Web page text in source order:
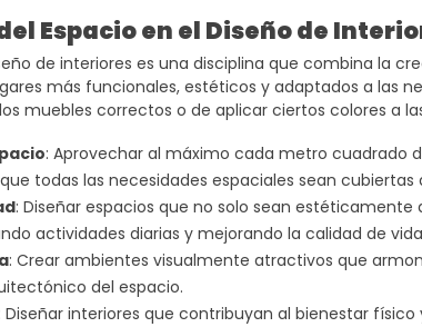
para maximizar tu propio espacio.
Espacio en el Diseño de
de interiores es una disciplina que combina la
más funcionales, estéticos y adaptados a las
muebles correctos o de aplicar ciertos colores a
mejorando significativamente la calidad de
interiores va más allá de la simple disposición de
y cumplan con las exigencias funcionales
y el confort. La gestión del espacio se convierte
a través de su aplicación buscan no solo
del espacio en el diseño de interiores:
: Aprovechar al máximo cada metro cuadrado
todas las necesidades espaciales sean
: Diseñar espacios que no solo sean
actividades diarias y mejorando la calidad de
: Crear ambientes visualmente atractivos que
del espacio.
: Diseñar interiores que contribuyan al bienestar